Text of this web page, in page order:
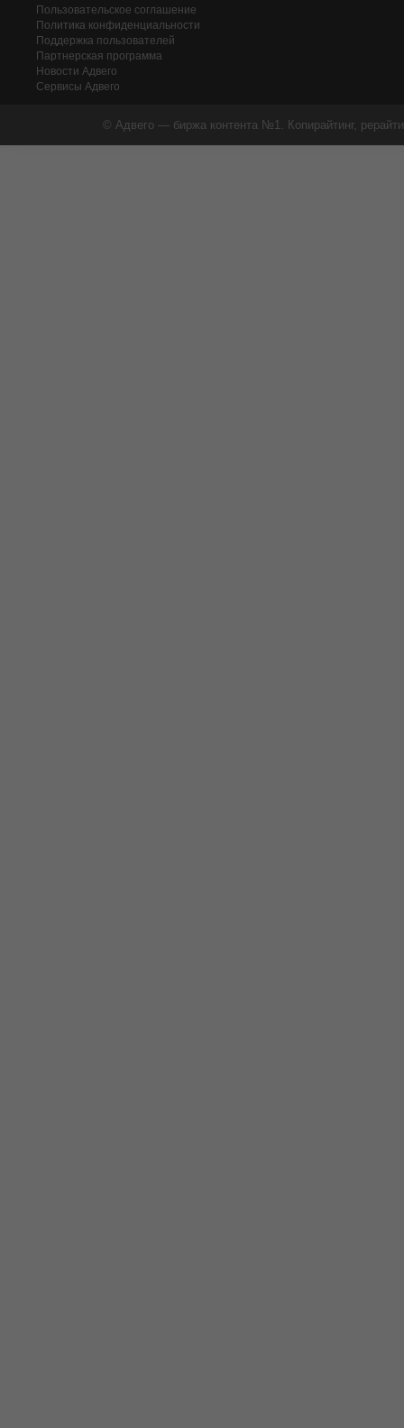
Пользовательское соглашение
Политика конфиденциальности
Поддержка пользователей
Партнерская программа
Новости Адвего
Сервисы Адвего
© Адвего — биржа контента №1. Копирайтинг,